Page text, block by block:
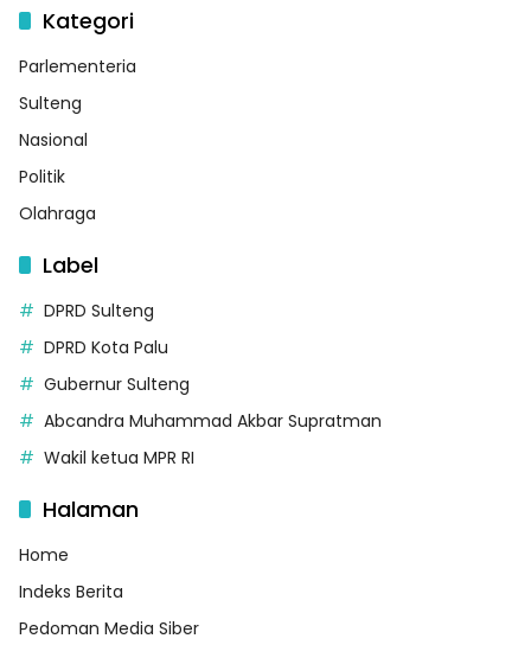
Kategori
Parlementeria
Sulteng
Nasional
Politik
Olahraga
Label
DPRD Sulteng
DPRD Kota Palu
Gubernur Sulteng
Abcandra Muhammad Akbar Supratman
Wakil ketua MPR RI
Halaman
Home
Indeks Berita
Pedoman Media Siber